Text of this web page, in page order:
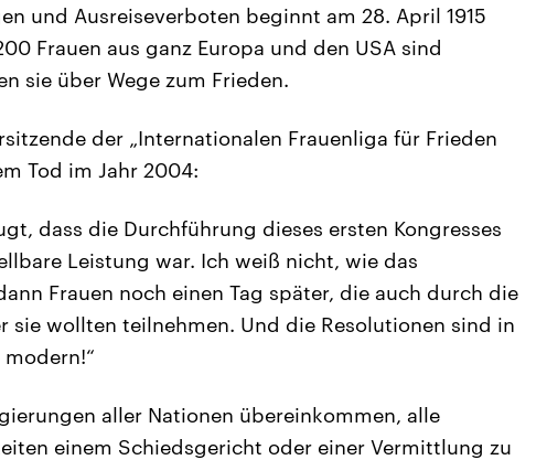
und Ausreiseverboten beginnt am 28. April 1915
Frauen aus ganz Europa und den USA sind
sie über Wege zum Frieden.
der „Internationalen Frauenliga für Frieden
Tod im Jahr 2004:
dass die Durchführung dieses ersten Kongresses
Leistung war. Ich weiß nicht, wie das
Frauen noch einen Tag später, die auch durch die
sie wollten teilnehmen. Und die Resolutionen sind in
aller Nationen übereinkommen, alle
einem Schiedsgericht oder einer Vermittlung zu